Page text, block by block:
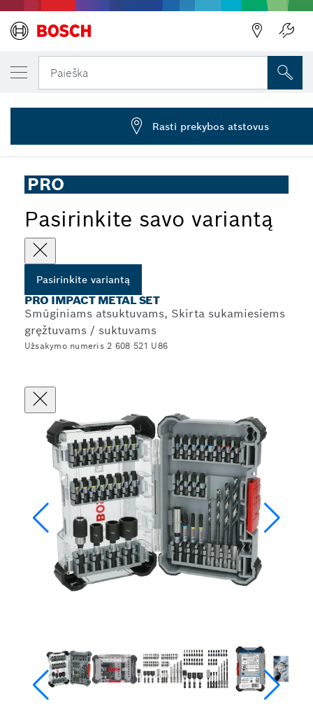
Paieška
... PRO Impact Metal Set, 40 vnt.
PRO
Pasirinkite savo variantą
Pasirinkite variantą
PRO IMPACT METAL SET
Smūginiams atsuktuvams, Skirta sukamiesiems
gręžtuvams / suktuvams
Užsakymo numeris 2 608 521 U86
JŪSŲ PASIRINKTAS VARIANTAS
PRO Impact Metal Set, 40 vnt.
2 608 521 U86
Rasti prekybos atstovus